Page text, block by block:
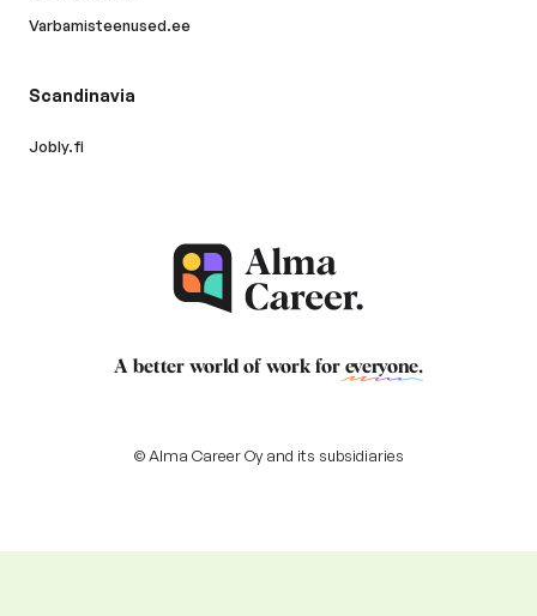
Varbamisteenused.ee
Scandinavia
Jobly.fi
A better world of work for everyone.
© Alma Career Oy and its subsidiaries